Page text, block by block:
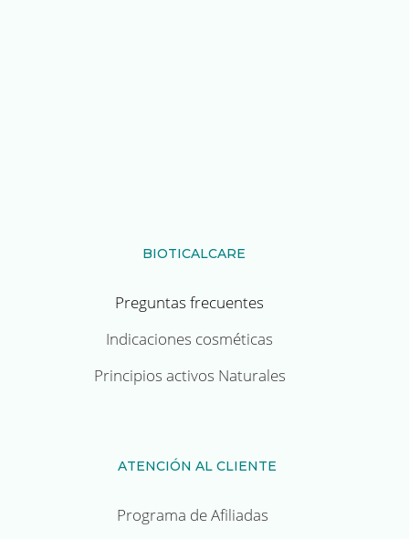
BIOTICALCARE
Preguntas frecuentes
Indicaciones cosméticas
Principios activos Naturales
ATENCIÓN AL CLIENTE
Programa de Afiliadas